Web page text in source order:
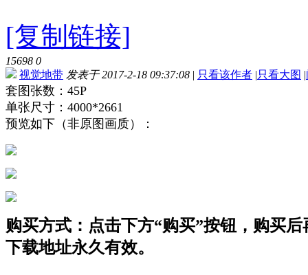
[复制链接]
15698 0
视觉地带 发表于 2017-2-18 09:37:08 | 只看该作者 |只看大图 |
套图张数：45P
单张尺寸：4000*2661
预览如下（非原图画质）：
购买方式：点击下方“购买”按钮，购买
下载地址永久有效。